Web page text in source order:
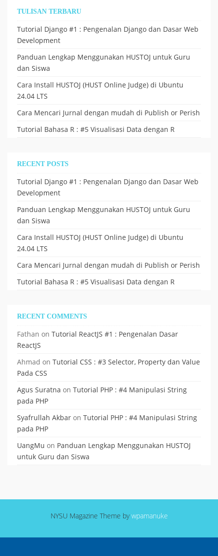
TULISAN TERBARU
Tutorial Django #1 : Pengenalan Django dan Dasar Web
Development
Panduan Lengkap Menggunakan HUSTOJ untuk Guru
dan Siswa
Cara Install HUSTOJ (HUST Online Judge) di Ubuntu
24.04 LTS
Cara Mencari Jurnal dengan mudah di Publish or Perish
Tutorial Bahasa R : #5 Visualisasi Data dengan R
RECENT POSTS
Tutorial Django #1 : Pengenalan Django dan Dasar Web
Development
Panduan Lengkap Menggunakan HUSTOJ untuk Guru
dan Siswa
Cara Install HUSTOJ (HUST Online Judge) di Ubuntu
24.04 LTS
Cara Mencari Jurnal dengan mudah di Publish or Perish
Tutorial Bahasa R : #5 Visualisasi Data dengan R
RECENT COMMENTS
Fathan on Tutorial ReactJS #1 : Pengenalan Dasar
ReactJS
Ahmad on Tutorial CSS : #3 Selector, Property dan Value
Pada CSS
Agus Suratna on Tutorial PHP : #4 Manipulasi String
pada PHP
Syafrullah Akbar on Tutorial PHP : #4 Manipulasi String
pada PHP
UangMu on Panduan Lengkap Menggunakan HUSTOJ
untuk Guru dan Siswa
NYSU Magazine Theme bywpamanuke